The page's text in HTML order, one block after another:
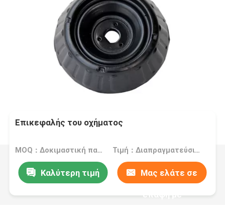
Επικεφαλής του οχήματος
MOQ：Δοκιμαστική παραγγελία αποδέχεται Τιμή：Διαπραγματεύσιμος
Καλύτερη τιμή Μας ελάτε σε
επαφή με